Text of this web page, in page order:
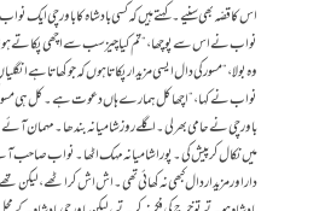
اس کا قصّہ بھی سنیے۔ کہتے ہیں کہ کسی بادشاہ کا باورچی ایک
نواب نے اس سے پوچھا، “تم کیا چیز سب سے اچھی پکاتے
وہ بولا، “مسور کی دال ایسی مزید ار پکاتا ہوں کہ جو کھاتا ہے
نواب نے کہا، “اچھا کل ہمارے ہاں دعوت ہے۔ کل ہی مسور
باورچی نے حامی بھر لی۔ اگلے روز شامیانہ بندھا۔ مہمان
میں نکال کر پیش کی۔ پورا شامیانہ مہک اٹھا۔ نواب صاحب
دار اور مزیدار دال کبھی نہ کھائی تھی۔ اش اش کر اٹھے، لیکن